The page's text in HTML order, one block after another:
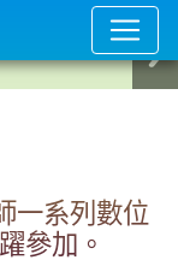
一系列數位
參加。